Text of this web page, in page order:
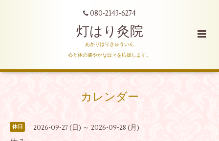
080-2143-6274
灯はり灸院
あかりはりきゅういん
心と体の健やかな日々を応援します。
カレンダー
休日 2026-09-27 (日) ～ 2026-09-28 (月)